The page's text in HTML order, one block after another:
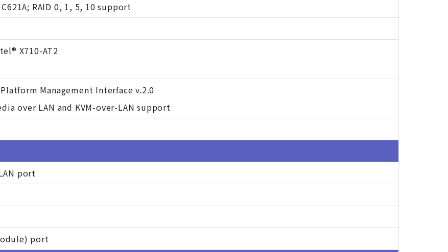
RAID 0, 1, 5, 10 support
X710-AT2
Management Interface v.2.0
over LAN and KVM-over-LAN support
port
port